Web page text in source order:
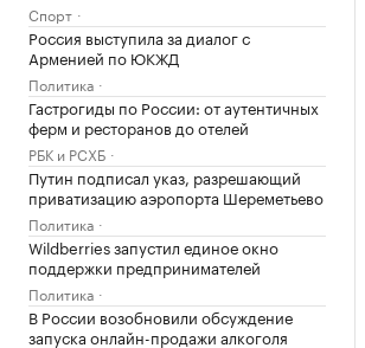
Спорт
Россия выступила за диалог с
Арменией по ЮКЖД
Политика
Гастрогиды по России: от аутентичных
ферм и ресторанов до отелей
РБК и РСХБ
Путин подписал указ, разрешающий
приватизацию аэропорта Шереметьево
Политика
Wildberries запустил единое окно
поддержки предпринимателей
Политика
В России возобновили обсуждение
запуска онлайн-продажи алкоголя